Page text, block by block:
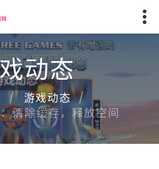
动态
游戏动态
清除缓存，释放空间